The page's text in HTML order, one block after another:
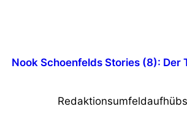
Nook Schoenfelds Stories (8): Der